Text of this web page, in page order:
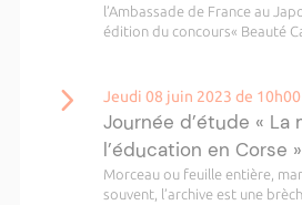
l’Ambassade de France au
édition du concours« Beauté
Jeudi 08 juin 2023 de
Journée d’étude « La
l’éducation en Corse »
Morceau ou feuille entière,
souvent, l’archive est une